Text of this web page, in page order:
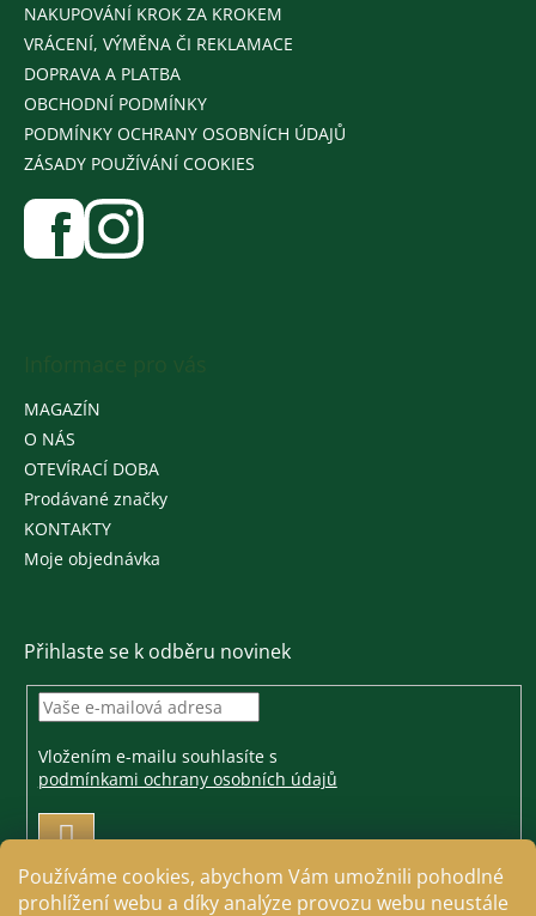
Používáme cookies, abychom Vám umožnili pohodlné
prohlížení webu a díky analýze provozu webu neustále
NAKUPOVÁNÍ KROK ZA KROKEM
VRÁCENÍ, VÝMĚNA ČI REKLAMACE
DOPRAVA A PLATBA
OBCHODNÍ PODMÍNKY
PODMÍNKY OCHRANY OSOBNÍCH ÚDAJŮ
ZÁSADY POUŽÍVÁNÍ COOKIES
MAGAZÍN
O NÁS
OTEVÍRACÍ DOBA
Prodávané značky
KONTAKTY
Moje objednávka
Přihlaste se k odběru novinek
Vložením e-mailu souhlasíte s
podmínkami ochrany osobních údajů
PŘIHLÁSIT